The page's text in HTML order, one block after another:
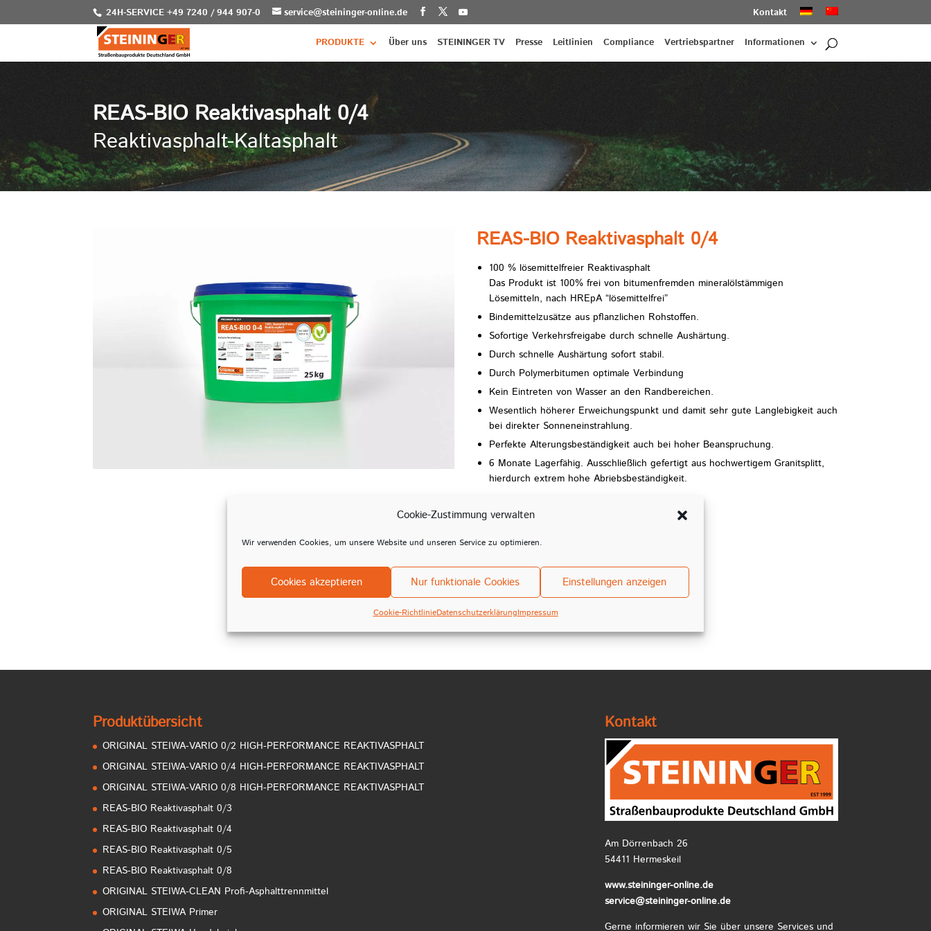
Cookie-Zustimmung verwalten
Wir verwenden Cookies, um unsere Website und unseren Service zu optimieren.
Cookies akzeptieren Nur funktionale Cookies Einstellungen anzeigen
Cookie-RichtlinieDatenschutzerklärungImpressum
24H-SERVICE +49 7240 / 944 907-0 service@steininger-online.de Kontakt
PRODUKTE Über uns STEININGER TV Presse Leitlinien Compliance Vertriebspartner Informationen
REAS-BIO Reaktivasphalt 0/4
Reaktivasphalt-Kaltasphalt
REAS-BIO Reaktivasphalt 0/4
100 % lösemittelfreier Reaktivasphalt
Das Produkt ist 100% frei von bitumenfremden mineralölstämmigen
Lösemitteln, nach HREpA “lösemittelfrei”
Bindemittelzusätze aus pflanzlichen Rohstoffen.
Sofortige Verkehrsfreigabe durch schnelle Aushärtung.
Durch schnelle Aushärtung sofort stabil.
Durch Polymerbitumen optimale Verbindung
Kein Eintreten von Wasser an den Randbereichen.
Wesentlich höherer Erweichungspunkt und damit sehr gute Langlebigkeit auch
bei direkter Sonneneinstrahlung.
Perfekte Alterungsbeständigkeit auch bei hoher Beanspruchung.
6 Monate Lagerfähig. Ausschließlich gefertigt aus hochwertigem Granitsplitt,
hierdurch extrem hohe Abriebsbeständigkeit.
Mindesteinbautiefe: 2,5cm
Menge
REAS-BIO Reaktivasphalt 0/4
1 Palette = 36 Gebinde a 25 kg
Produktübersicht
ORIGINAL STEIWA-VARIO 0/2 HIGH-PERFORMANCE REAKTIVASPHALT
ORIGINAL STEIWA-VARIO 0/4 HIGH-PERFORMANCE REAKTIVASPHALT
ORIGINAL STEIWA-VARIO 0/8 HIGH-PERFORMANCE REAKTIVASPHALT
REAS-BIO Reaktivasphalt 0/3
REAS-BIO Reaktivasphalt 0/4
REAS-BIO Reaktivasphalt 0/5
REAS-BIO Reaktivasphalt 0/8
ORIGINAL STEIWA-CLEAN Profi-Asphalttrennmittel
ORIGINAL STEIWA Primer
Kontakt
Am Dörrenbach 26
54411 Hermeskeil
www.steininger-online.de
service@steininger-online.de
Gerne informieren wir Sie über unsere Services und